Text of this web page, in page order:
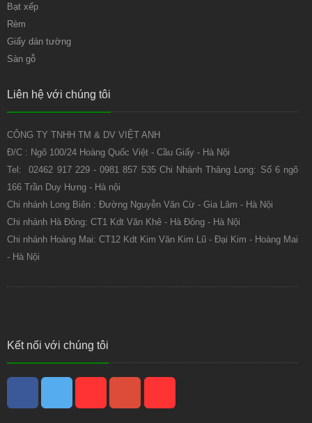
Bạt xếp
Rèm
Giấy dán tường
Sàn gỗ
Liên hệ với chúng tôi
CÔNG TY TNHH TM & DV VIỆT ANH
Đ/C : Ngõ 100/24 Hoàng Quốc Việt - Cầu Giấy - Hà Nội
Tel: 02462 917 229 - 0981 857 535 Chi Nhánh Thăng Long: Số 6 ngõ
166 Trần Duy Hưng - Hà nội
Chi nhánh Long Biên : Đường Nguyễn Văn Cừ - Gia Lâm - Hà Nội
Chi nhánh Hà Đông: CT1 Kdt Văn Khê - Hà Đông - Hà Nội
Chi nhánh Hoàng Mai: CT12 Kdt Kim Văn Kim Lũ - Đại Kim - Hoàng Mai
- Hà Nội
Kết nối với chúng tôi